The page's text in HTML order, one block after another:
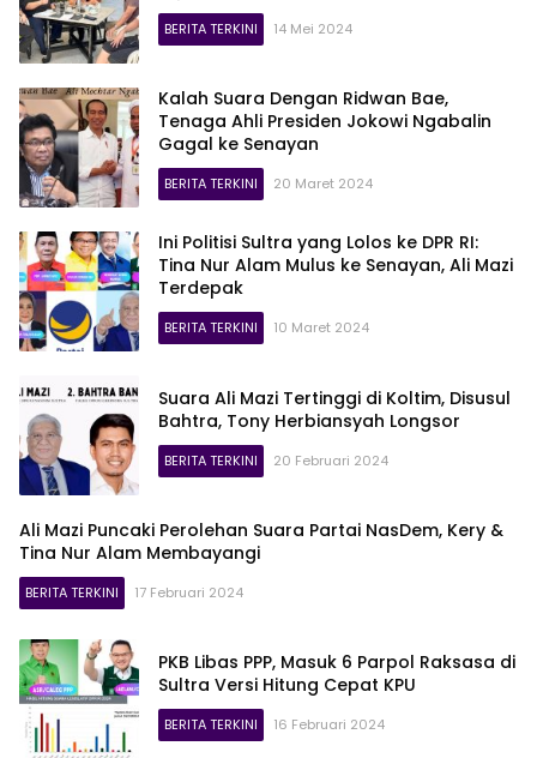
BERITA TERKINI 14 Mei 2024
Kalah Suara Dengan Ridwan Bae,
Tenaga Ahli Presiden Jokowi Ngabalin
Gagal ke Senayan
BERITA TERKINI 20 Maret 2024
Ini Politisi Sultra yang Lolos ke DPR RI:
Tina Nur Alam Mulus ke Senayan, Ali Mazi
Terdepak
BERITA TERKINI 10 Maret 2024
Suara Ali Mazi Tertinggi di Koltim, Disusul
Bahtra, Tony Herbiansyah Longsor
BERITA TERKINI 20 Februari 2024
Ali Mazi Puncaki Perolehan Suara Partai NasDem, Kery &
Tina Nur Alam Membayangi
BERITA TERKINI 17 Februari 2024
PKB Libas PPP, Masuk 6 Parpol Raksasa di
Sultra Versi Hitung Cepat KPU
BERITA TERKINI 16 Februari 2024